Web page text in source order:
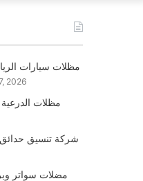
for
مظلات سيارات
2026
شركة تنسيق حدائق
مضلات سواتر